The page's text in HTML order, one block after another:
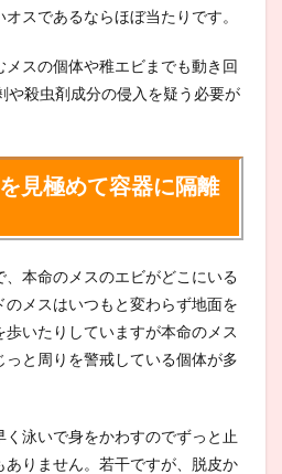
スであるならほぼ当たりです。
スの個体や稚エビまでも動き回
や殺虫剤成分の侵入を疑う必要が
見極めて容器に隔離
本命のメスのエビがどこにいる
メスはいつもと変わらず地面を
いたりしていますが本命のメス
と周りを警戒している個体が多
く泳いで身をかわすのでずっと止
ありません。若干ですが、脱皮か